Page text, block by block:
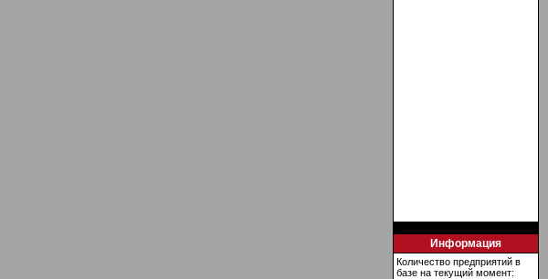
Информация
Количество предприятий в
базе на текущий момент: